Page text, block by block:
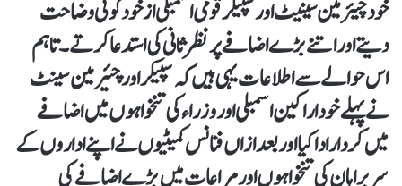
خود چیئرمین سینیٹ اور سپیکر قومی اسمبلی از خود کوئی وضاحت
دیتے اور اتنے بڑے اضافے پر نظرثانی کی استدعا کرتے۔ تاہم
اس حوالے سے اطلاعات یہی ہیں کہ سپیکر اور چئیر مین سینٹ
نے پہلے خود اراکین اسمبلی اور وزراء کی تنخواہوں میں اضافے
میں کردار ادا کیا اور بعد ازاں فنانس کمیٹیوں نے اپنے اداروں کے
سربراہان کی تنخواہوں اور مراعات میں بڑے اضافے کی